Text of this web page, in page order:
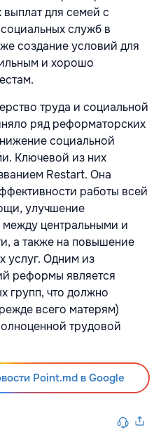
для семей с
служб в
создание условий для
и хорошо
труда и социальной
ряд реформаторских
социальной
Ключевой из них
Restart. Она
работы всей
улучшение
центральными и
а также на повышение
услуг. Одним из
реформы является
групп, что должно
всего матерям)
трудовой
Point.md в Google